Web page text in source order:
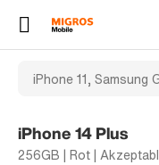
iPhone 14 Plus
256GB | Rot |